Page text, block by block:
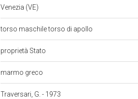
Venezia (VE)
torso maschile torso di apollo
proprietà Stato
marmo greco
Traversari, G. - 1973